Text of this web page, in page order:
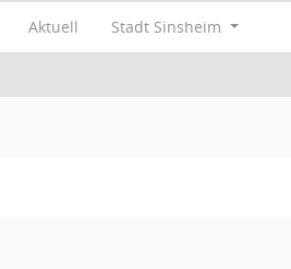
Aktuell Stadt Sinsheim